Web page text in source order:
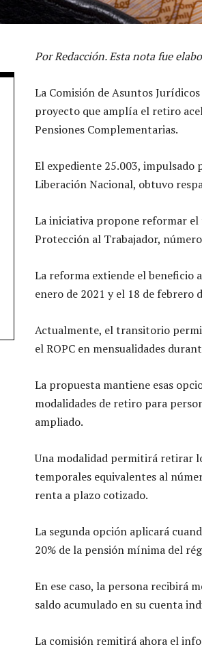
Por Redacción. Esta nota fue
La Comisión de Asuntos
proyecto que amplía el retiro
Pensiones Complementarias.
El expediente 25.003,
Liberación Nacional, obtuvo
La iniciativa propone reformar
Protección al Trabajador,
La reforma extiende el beneficio
enero de 2021 y el 18 de febrero
Actualmente, el transitorio
el ROPC en mensualidades
La propuesta mantiene esas
modalidades de retiro para
ampliado.
Una modalidad permitirá retirar
temporales equivalentes al
renta a plazo cotizado.
La segunda opción aplicará
20% de la pensión mínima del
En ese caso, la persona recibirá
saldo acumulado en su cuenta
La comisión remitirá ahora el